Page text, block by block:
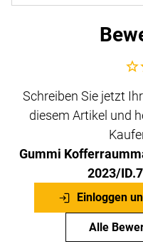
Schreiben Sie jetzt
diesem Artikel und
Gummi
2023/
Einloggen
Alle